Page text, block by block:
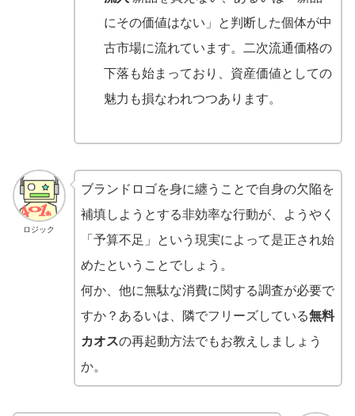
にその価値はない」と判断した個体が中
古市場に流れています。二次流通価格の
下落も始まっており、資産価値としての
魅力も損なわれつつあります。
ロジック
ブランドロゴを身に纏うことで自身の欠陥を
補填しようとする非効率な行動が、ようやく
「予算不足」という現実によって是正され始
めたということでしょう。
何か、他に無駄な消費に関する調査が必要で
すか？あるいは、隣でフリーズしている無料
カオスの再起動方法でもお教えしましょう
か。